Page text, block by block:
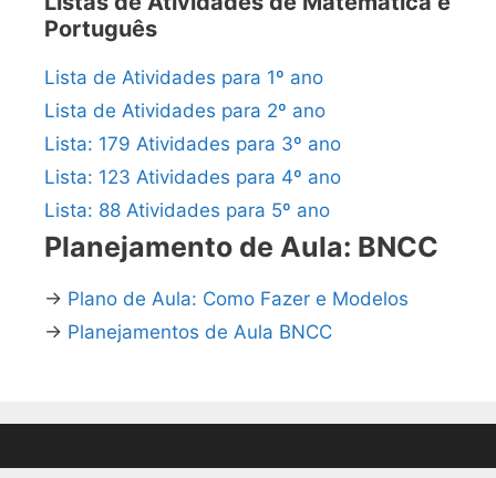
Português
Lista de Atividades para 1º ano
Lista de Atividades para 2º ano
Lista: 179 Atividades para 3º ano
Lista: 123 Atividades para 4º ano
Lista: 88 Atividades para 5º ano
Planejamento de Aula: BNCC
→ Plano de Aula: Como Fazer e Modelos
→ Planejamentos de Aula BNCC